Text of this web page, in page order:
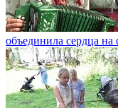
объединила сердца на